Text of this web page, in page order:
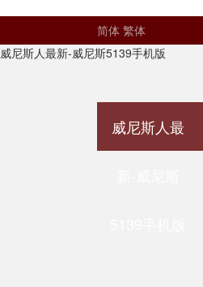
简体 繁体
威尼斯人最新-威尼斯5139手机版
威尼斯人最